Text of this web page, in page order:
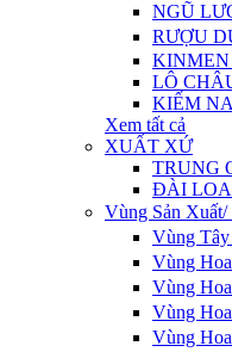
NGŨ
RƯỢU
LÔ
KIẾM
Xem tất cả
XUẤT XỨ
TRUNG
ĐÀI
Vùng Sản
Vùng
Vùng
Vùng
Vùng
Vùng